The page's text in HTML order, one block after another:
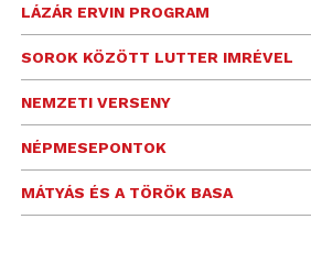
LÁZÁR ERVIN PROGRAM
SOROK KÖZÖTT LUTTER IMRÉVEL
NEMZETI VERSENY
NÉPMESEPONTOK
MÁTYÁS ÉS A TÖRÖK BASA